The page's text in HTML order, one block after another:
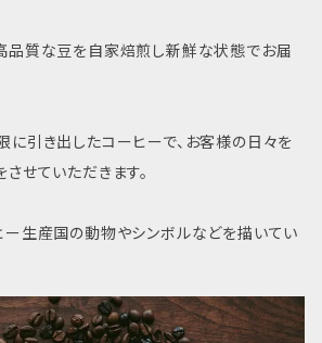
品質な豆を自家焙煎し新鮮な状態でお届
引き出したコーヒーで、お客様の日々を
せていただきます。
ー生産国の動物やシンボルなどを描いてい